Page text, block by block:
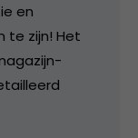
en
te zijn! Het